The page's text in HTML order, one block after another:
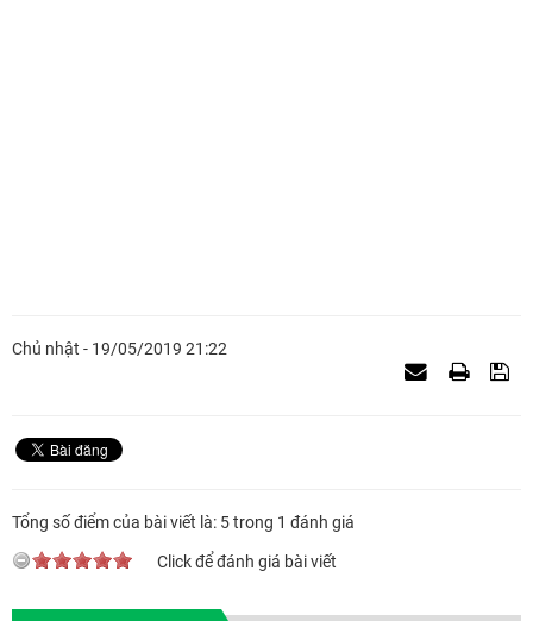
Chủ nhật - 19/05/2019 21:22
Tổng số điểm của bài viết là: 5 trong 1 đánh giá
Click để đánh giá bài viết